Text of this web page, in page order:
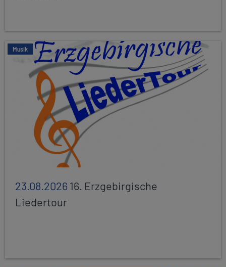
Musik
23.08.202616. Erzgebirgische
Liedertour